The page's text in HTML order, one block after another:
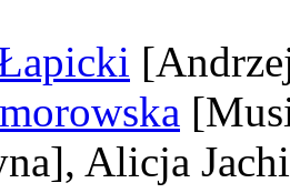
, Alicja